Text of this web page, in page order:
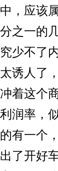
，应该
之一的
少不了
人了，
着这个
润率，
有一个
了开好